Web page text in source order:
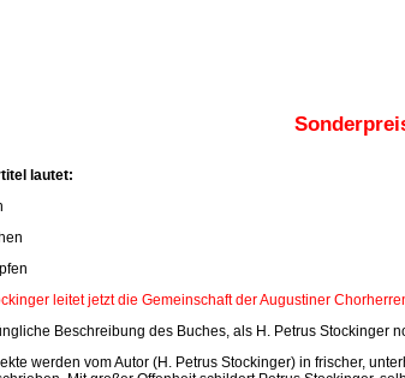
lautet:
leitet jetzt die Gemeinschaft der Augustiner
Beschreibung des Buches, als H. Petrus Stockinger
werden vom Autor (H. Petrus Stockinger) in frischer,